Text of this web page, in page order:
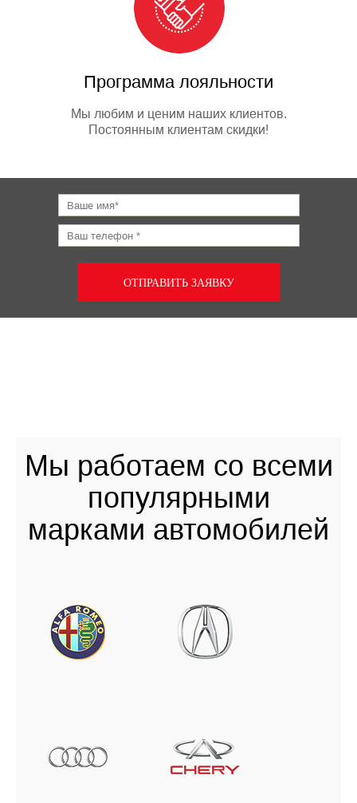
Программа лояльности
Мы любим и ценим наших клиентов.
Постоянным клиентам скидки!
ОТПРАВИТЬ ЗАЯВКУ
Мы работаем со всеми
популярными
марками автомобилей